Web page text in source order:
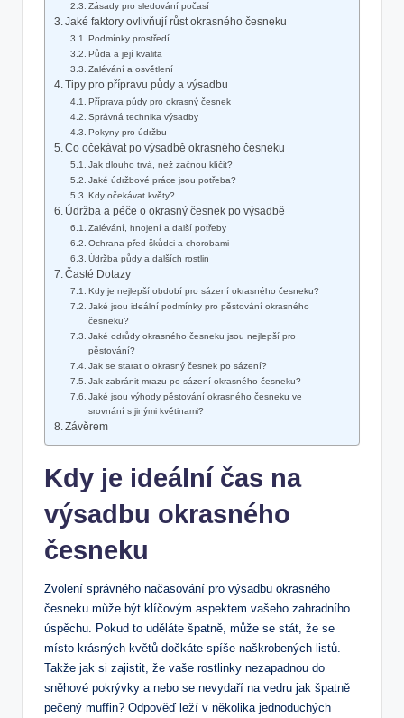
Zásady pro sledování počasí
Jaké faktory ovlivňují ‍růst okrasného česneku
Podmínky prostředí
Půda a její kvalita
Zalévání a​ osvětlení
Tipy pro přípravu půdy a výsadbu
Příprava půdy pro okrasný česnek
Správná technika výsadby
Pokyny pro ​údržbu
Co očekávat po výsadbě​ okrasného česneku
Jak dlouho trvá, než začnou klíčit?
Jaké údržbové práce jsou potřeba?
Kdy očekávat‍ květy?
Údržba a péče o okrasný⁢ česnek po výsadbě
Zalévání, hnojení a další potřeby
Ochrana před škůdci a ⁢chorobami
Údržba půdy a dalších rostlin
Časté ‍Dotazy
Kdy je nejlepší období pro sázení okrasného česneku?
Jaké jsou ideální podmínky pro pěstování okrasného
česneku?
Jaké odrůdy okrasného​ česneku jsou​ nejlepší pro
pěstování?
Jak⁤ se starat o okrasný⁣ česnek po sázení?
Jak zabránit mrazu po⁣ sázení okrasného česneku?
Jaké jsou výhody pěstování okrasného česneku ve‍
srovnání s ⁣jinými květinami?
Závěrem
Kdy je ideální‌ čas na
výsadbu okrasného
česneku
Zvolení správného načasování⁢ pro výsadbu okrasného
česneku může být ‌klíčovým aspektem vašeho zahradního
úspěchu.‍ Pokud to uděláte špatně, může se stát, že se
místo krásných ⁢květů dočkáte spíše naškrobených listů.
Takže ​jak si zajistit, že vaše rostlinky ‌nezapadnou do
sněhové pokrývky ⁤a ⁣nebo se nevydaří na vedru jak špatně
pečený muffin? Odpověď leží v několika‌ jednoduchých